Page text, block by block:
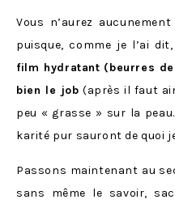
Vous n’aurez
puisque, comme je l’ai dit,
film hydratant (beurres
bien le job (après il faut
peu « grasse » sur la
karité pur sauront de quoi
Passons maintenant au
sans même le savoir,